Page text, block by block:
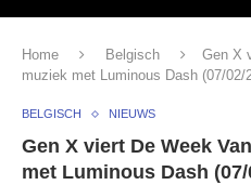
Home Belgisch
Gen X
muziek met Luminous Dash (07/02/
BELGISCH NIEUWS
Gen X viert De Week
met Luminous Dash (07/